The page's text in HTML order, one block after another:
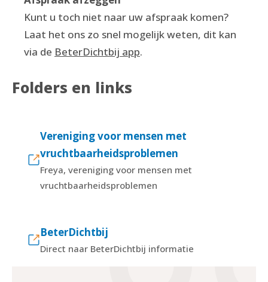
Kunt u toch niet naar uw afspraak komen?
Laat het ons zo snel mogelijk weten, dit kan
via de BeterDichtbij app.
Folders en links
Vereniging voor mensen met
vruchtbaarheidsproblemen
Freya, vereniging voor mensen met
vruchtbaarheidsproblemen
BeterDichtbij
Direct naar BeterDichtbij informatie